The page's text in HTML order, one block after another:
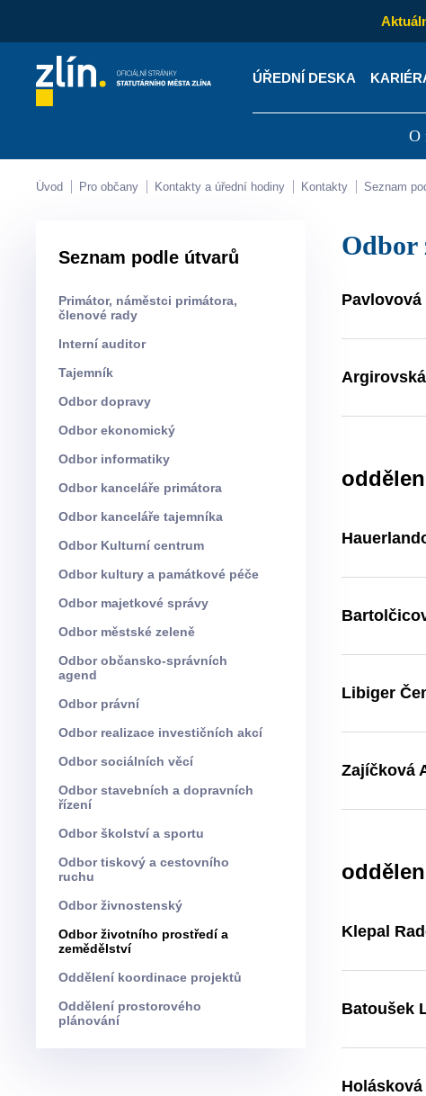
ÚŘEDNÍ DESKA
O
Kontakty Úřední deska
Úvod Pro občany Kontakty a úřední hodiny Kontakty Seznam
Seznam podle útvarů
Primátor, náměstci primátora,
členové rady
Interní auditor
Tajemník
Odbor dopravy
Odbor ekonomický
Odbor informatiky
Odbor kanceláře primátora
Odbor kanceláře tajemníka
Odbor Kulturní centrum
Odbor kultury a památkové péče
Odbor majetkové správy
Odbor městské zeleně
Odbor občansko-správních
agend
Odbor právní
Odbor realizace investičních akcí
Odbor sociálních věcí
Odbor stavebních a dopravních
řízení
Odbor školství a sportu
Odbor tiskový a cestovního
ruchu
Odbor živnostenský
Odbor životního prostředí a
zemědělství
Oddělení koordinace projektů
Oddělení prostorového
plánování
Libiger
Zajíčková
Klepal
Batoušek